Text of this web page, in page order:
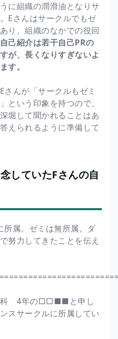
に組織の潤滑油となりサ
Eさんはサークルでもゼ
り、組織のなかでの役回
己紹介は若干自己PRの
が、長くなりすぎないよ
す。
さんが「サークルもゼミ
という印象を持つので、
堀して聞かれることはあ
えられるように準備して
していたFさんの自
所属。ゼミは無所属。ダ
努力してきたことを伝え
科 4年の□□■■と申し
スサークルに所属してい